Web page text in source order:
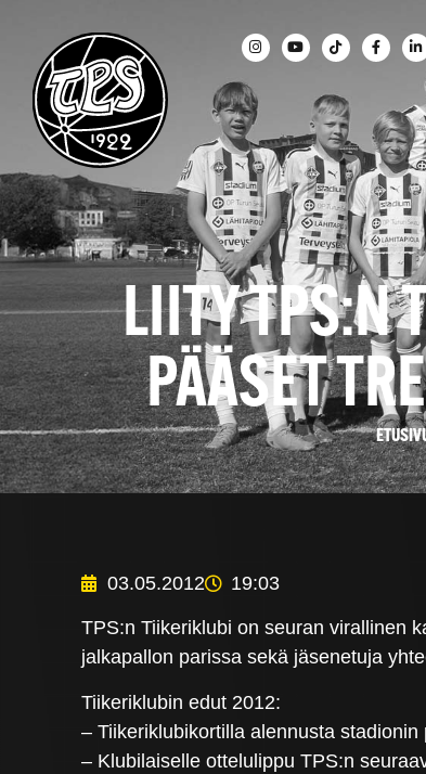
LIITY TPS:N
PÄÄSET
03.05.2012 19:03
TPS:n Tiikeriklubi on seuran virallinen
jalkapallon parissa sekä jäsenetuja
Tiikeriklubin edut 2012:
– Tiikeriklubikortilla alennusta
– Klubilaiselle ottelulippu TPS:n